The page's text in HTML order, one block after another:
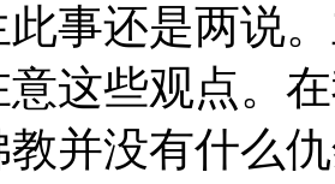
此事还是两说
意这些观点。
并没有什么